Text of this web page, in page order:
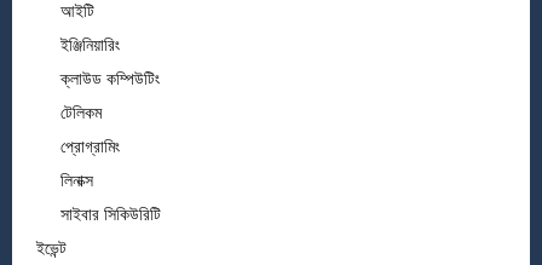
আইটি
ইঞ্জিনিয়ারিং
ক্লাউড কম্পিউটিং
টেলিকম
প্রোগ্রামিং
লিনাক্স
সাইবার সিকিউরিটি
ইভেন্ট